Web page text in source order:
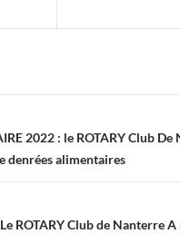
2022 : le ROTARY Club De
denrées alimentaires
ROTARY Club de Nanterre